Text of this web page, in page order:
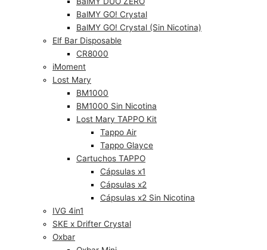
BalMY GO! Crystal
BalMY GO! Crystal (Sin Nicotina)
Elf Bar Disposable
CR8000
iMoment
Lost Mary
BM1000
BM1000 Sin Nicotina
Lost Mary TAPPO Kit
Tappo Air
Tappo Glayce
Cartuchos TAPPO
Cápsulas x1
Cápsulas x2
Cápsulas x2 Sin Nicotina
IVG 4in1
SKE x Drifter Crystal
Oxbar